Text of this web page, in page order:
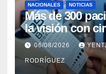
NACIONALES NOTICIAS
Más de 300
la visión con
cataratas en
06/08/2026
RODRÍGUEZ